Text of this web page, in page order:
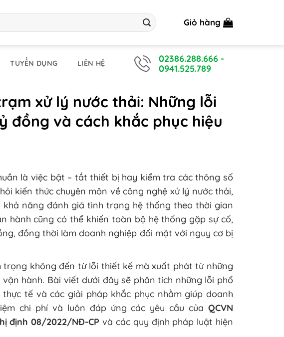
Giỏ hàng
TUYỂN DỤNG LIÊN HỆ 02386.288.666 -
0941.525.789
xử lý nước thải: Những lỗi
đồng và cách khắc phục hiệu
là việc bật – tắt thiết bị hay kiểm tra các thông số
kiến thức chuyên môn về công nghệ xử lý nước thải,
năng đánh giá tình trạng hệ thống theo thời gian
hành cũng có thể khiến toàn bộ hệ thống gặp sự cố,
đồng thời làm doanh nghiệp đối mặt với nguy cơ bị
không đến từ lỗi thiết kế mà xuất phát từ những
hành. Bài viết dưới đây sẽ phân tích những lỗi phổ
tế và các giải pháp khắc phục nhằm giúp doanh
chi phí và luôn đáp ứng các yêu cầu của QCVN
định 08/2022/NĐ-CP và các quy định pháp luật hiện